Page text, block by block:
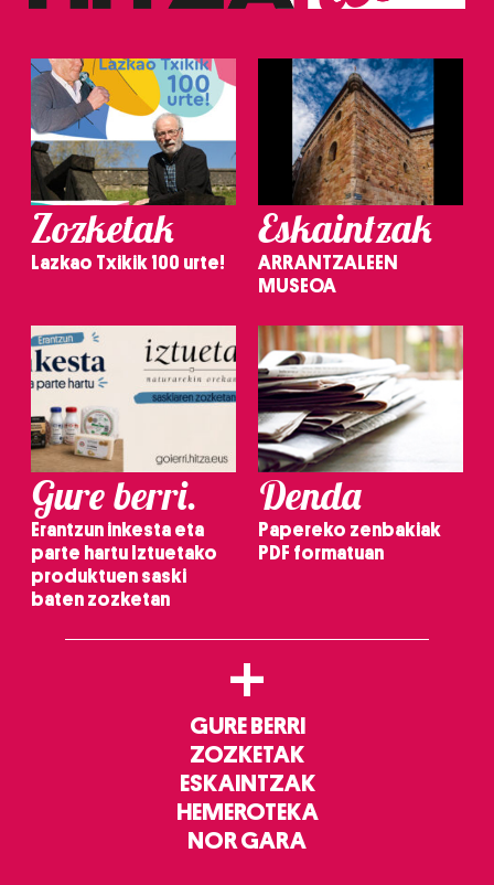
Zozketak
Lazkao Txikik 100 urte!
Eskaintzak
ARRANTZALEEN
MUSEOA
Gure berri.
Erantzun inkesta eta
parte hartu Iztuetako
produktuen saski
baten zozketan
Denda
Papereko zenbakiak
PDF formatuan
+
GURE BERRI
ZOZKETAK
ESKAINTZAK
HEMEROTEKA
NOR GARA